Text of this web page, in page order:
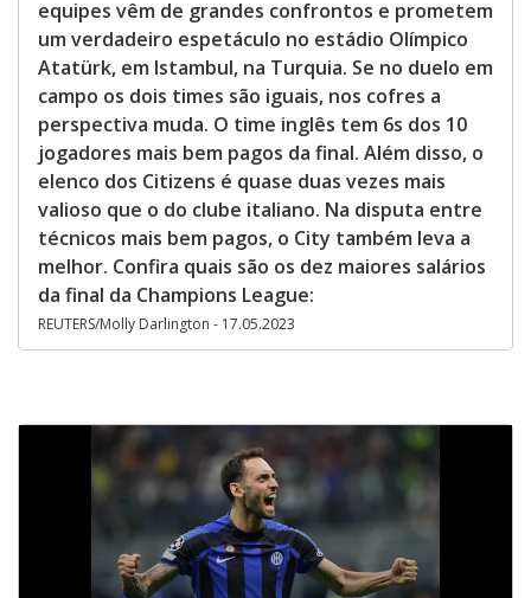
equipes vêm de grandes confrontos e prometem
um verdadeiro espetáculo no estádio Olímpico
Atatürk, em Istambul, na Turquia. Se no duelo em
campo os dois times são iguais, nos cofres a
perspectiva muda. O time inglês tem 6s dos 10
jogadores mais bem pagos da final. Além disso, o
elenco dos Citizens é quase duas vezes mais
valioso que o do clube italiano. Na disputa entre
técnicos mais bem pagos, o City também leva a
melhor. Confira quais são os dez maiores salários
da final da Champions League:
REUTERS/Molly Darlington - 17.05.2023